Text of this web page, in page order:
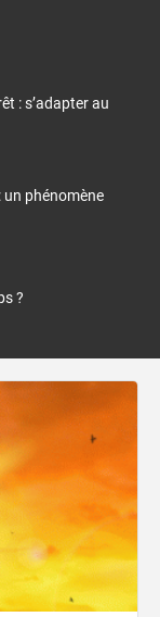
: s’adapter au
un phénomène
?